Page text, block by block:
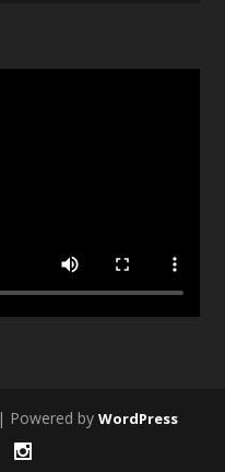
| Powered by WordPress